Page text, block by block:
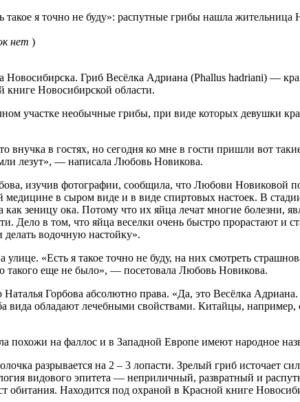
такое я точно не буду»: распутные грибы нашла жительница
нет )
Новосибирска. Гриб Весёлка Адриана (Phallus hadriani) —
книге Новосибирской области.
участке необычные грибы, при виде которых девушки
внучка в гостях, но сегодня ко мне в гости пришли вот
лезут», — написала Любовь Новикова.
изучив фотографии, сообщила, что Любови Новиковой
в сыром виде и в виде спиртовых настоек. В
зеницу ока. Потому что их яйца лечат многие
Дело в том, что яйца веселки очень быстро прорастают и
водочную настойку».
«Есть я такое точно не буду, на них смотреть
такого еще не было», — посетовала Любовь Новикова.
Горбова абсолютно права. «Да, это Весёлка
вида обладают лечебными свойствами. Китайцы, например,
на фаллос и в Западной Европе имеют народное
разрывается на 2 – 3 лопасти. Зрелый гриб источает
видового эпитета — неприличный, развратный и
обитания. Находится под охраной в Красной книге